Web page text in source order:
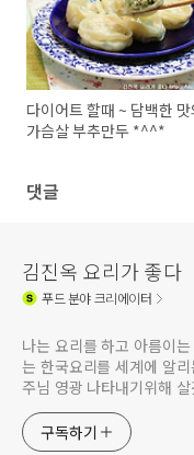
다이어트 할때 ~ 담백한 맛
가슴살 부추만두 *^^*
댓글
김진옥 요리가 좋다
푸드분야 크리에이터
나는 요리를 하고 아름이
는 한국요리를 세계에 알
주님 영광 나타내기위해
구독하기